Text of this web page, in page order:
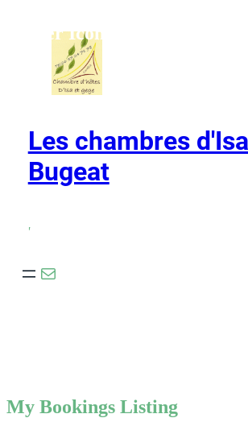
Ho,ver Icons
Les chambres
Bugeat
,
E-mail
My Bookings Listing